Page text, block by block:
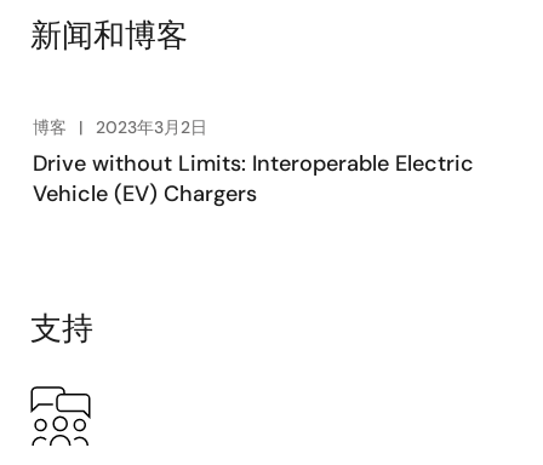
新闻和博客
博客 2023年3月2日
Drive without Limits: Interoperable Electric
Vehicle (EV) Chargers
支持